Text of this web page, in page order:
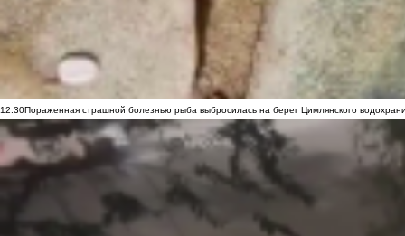
12:30Пораженная страшной болезнью рыба выбросилась на берег Цимлянского